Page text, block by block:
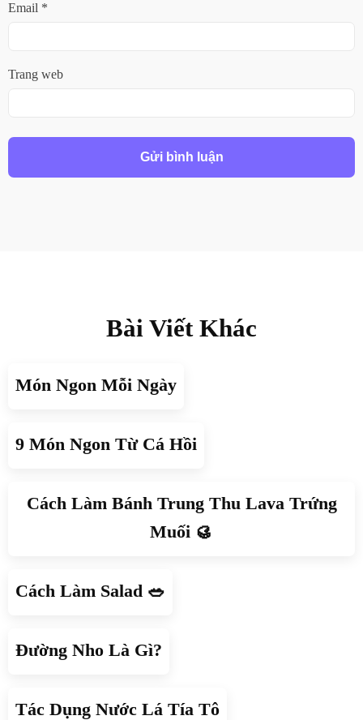
Email *
Trang web
Bài Viết Khác
Món Ngon Mỗi Ngày
9 Món Ngon Từ Cá Hồi
Cách Làm Bánh Trung Thu Lava Trứng
Muối 🥮
Cách Làm Salad 🥗
Đường Nho Là Gì?
Tác Dụng Nước Lá Tía Tô